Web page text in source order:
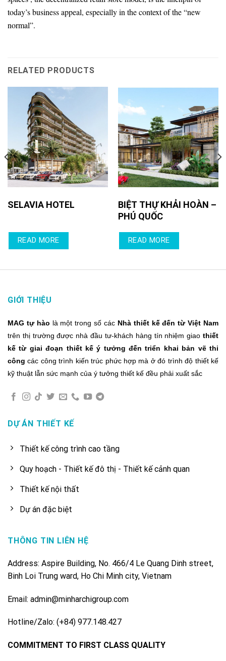
today’s business appeal, especially in the context of the “new
normal”.
RELATED PRODUCTS
SELAVIA HOTEL
READ MORE
BIỆT THỰ KHẢI HOÀN –
PHÚ QUỐC
READ MORE
GIỚI THIỆU
MAG tự hào là một trong số các Nhà thiết kế đến từ Việt Nam
trên thị trường được nhà đầu tư-khách hàng tín nhiệm giao thiết
kế từ giai đoạn thiết kế ý tưởng đến triển khai bản vẽ thi
côngcác công trình kiến trúc phức hợp mà ở đó trình độ thiết kế
kỹ thuật lẫn sức mạnh của ý tưởng thiết kế đều phải xuất sắc
DỰ ÁN THIẾT KẾ
Thiết kế công trình cao tầng
Quy hoạch - Thiết kế đô thị - Thiết kế cảnh quan
Thiết kế nội thất
Dự án đặc biệt
THÔNG TIN LIÊN HỆ
Address: Aspire Building, No. 466/4 Le Quang Dinh street,
Binh Loi Trung ward, Ho Chi Minh city, Vietnam
Email: admin@minharchigroup.com
Hotline/Zalo: (+84) 977.148.427
COMMITMENT TO FIRST CLASS QUALITY